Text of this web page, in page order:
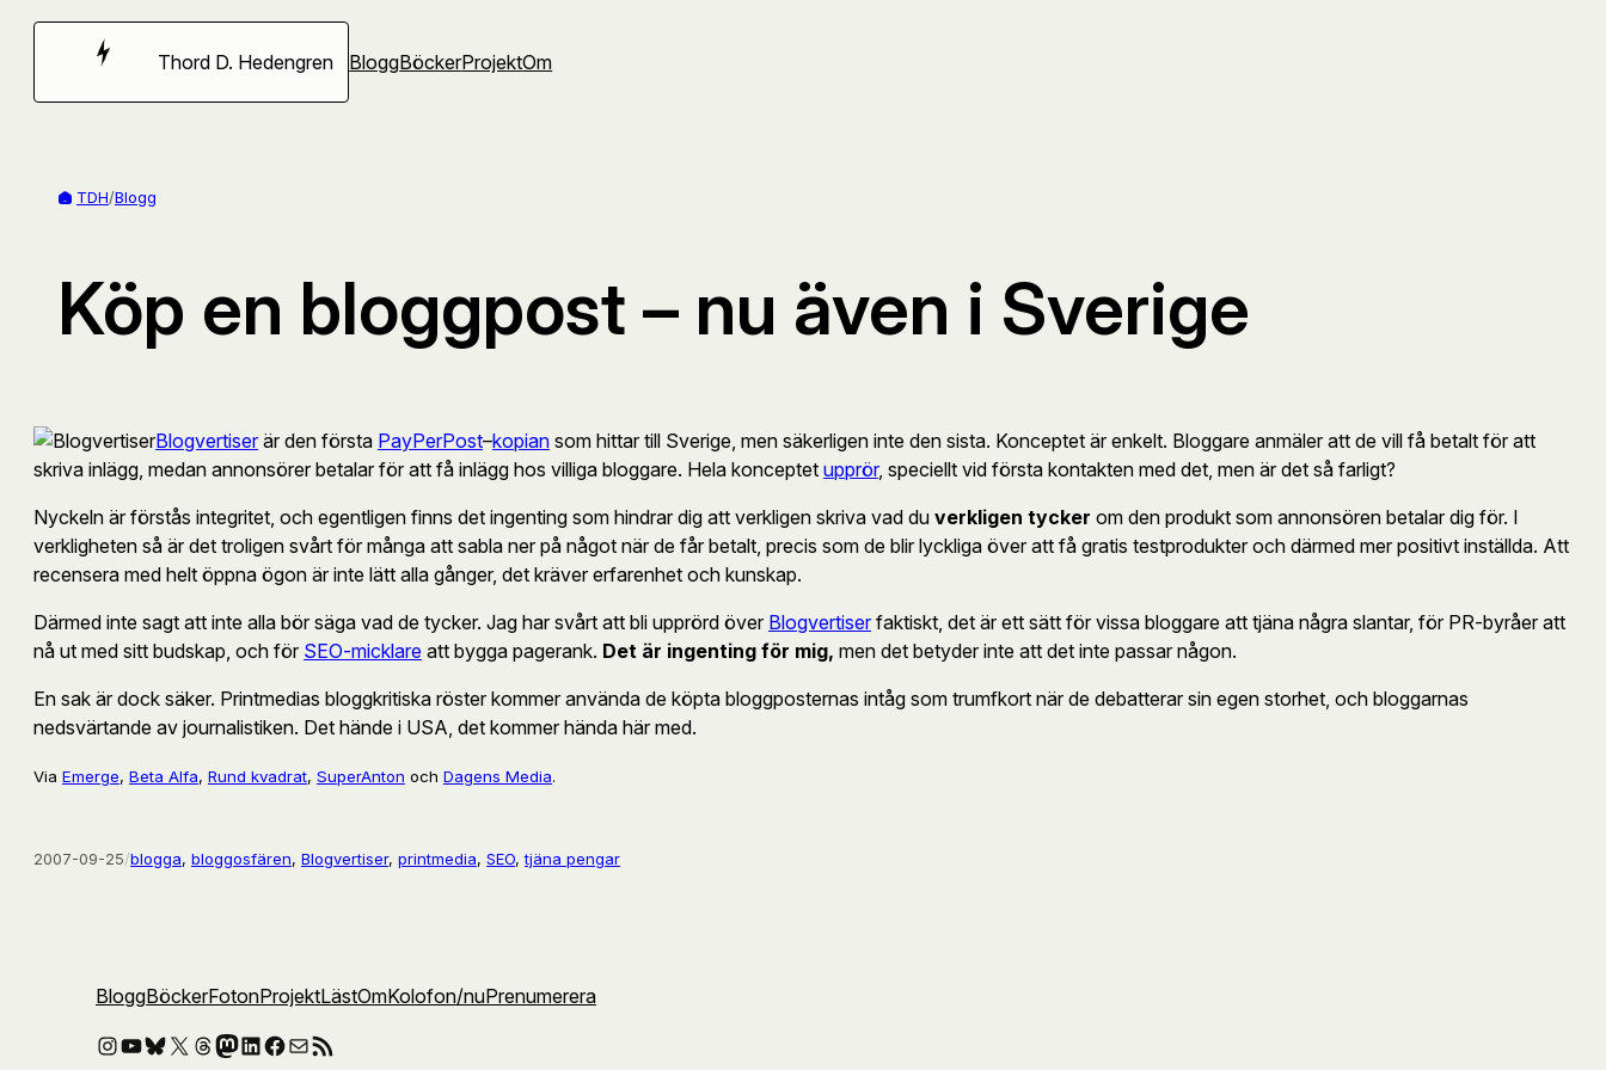
Hoppa
Thord D. Hedengren BloggBöckerProjektOm
TDH/Blogg
Köp en bloggpost – nu även i Sverige
Blogvertiser är den första PayPerPost–kopian som hittar till Sverige, men säkerligen inte den sista. Konceptet är enkelt. Bloggare anmäler att de vill få betalt för att
skriva inlägg, medan annonsörer betalar för att få inlägg hos villiga bloggare. Hela konceptet upprör, speciellt vid första kontakten med det, men är det så farligt?
Nyckeln är förstås integritet, och egentligen finns det ingenting som hindrar dig att verkligen skriva vad du verkligen tycker om den produkt som annonsören betalar dig för. I
verkligheten så är det troligen svårt för många att sabla ner på något när de får betalt, precis som de blir lyckliga över att få gratis testprodukter och därmed mer positivt inställda. Att
recensera med helt öppna ögon är inte lätt alla gånger, det kräver erfarenhet och kunskap.
Därmed inte sagt att inte alla bör säga vad de tycker. Jag har svårt att bli upprörd över Blogvertiser faktiskt, det är ett sätt för vissa bloggare att tjäna några slantar, för PR-byråer att
nå ut med sitt budskap, och för SEO-micklare att bygga pagerank. Det är ingenting för mig, men det betyder inte att det inte passar någon.
En sak är dock säker. Printmedias bloggkritiska röster kommer använda de köpta bloggposternas intåg som trumfkort när de debatterar sin egen storhet, och bloggarnas
nedsvärtande av journalistiken. Det hände i USA, det kommer hända här med.
Via Emerge, Beta Alfa, Rund kvadrat, SuperAnton och Dagens Media.
2007-09-25/blogga, bloggosfären, Blogvertiser, printmedia, SEO, tjäna pengar
BloggBöckerFotonProjektLästOmKolofon/nuPrenumerera
Instagram
YouTube
Bluesky
X Threads
Mastodon
LinkedIn
Facebook
E-postRSS-flöde